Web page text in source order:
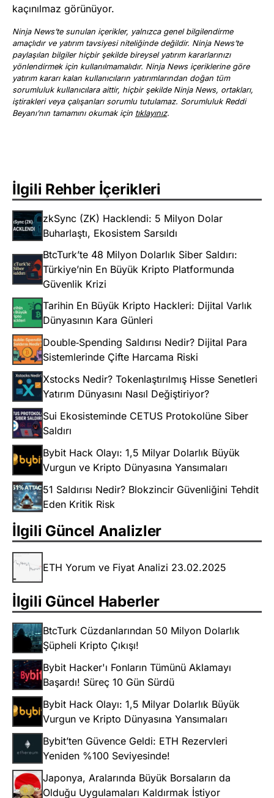
kaçınılmaz görünüyor.
Ninja News’te sunulan içerikler, yalnızca genel bilgilendirme
amaçlıdır ve yatırım tavsiyesi niteliğinde değildir. Ninja News’te
paylaşılan bilgiler hiçbir şekilde bireysel yatırım kararlarınızı
yönlendirmek için kullanılmamalıdır. Ninja News içeriklerine göre
yatırım kararı kalan kullanıcıların yatırımlarından doğan tüm
sorumluluk kullanıcılara aittir, hiçbir şekilde Ninja News, ortakları,
iştirakleri veya çalışanları sorumlu tutulamaz. Sorumluluk Reddi
Beyanı’nın tamamını okumak için tıklayınız.
İlgili Rehber İçerikleri
zkSync (ZK) Hacklendi: 5 Milyon Dolar
Buharlaştı, Ekosistem Sarsıldı
BtcTurk’te 48 Milyon Dolarlık Siber Saldırı:
Türkiye’nin En Büyük Kripto Platformunda
Güvenlik Krizi
Tarihin En Büyük Kripto Hackleri: Dijital Varlık
Dünyasının Kara Günleri
Double‑Spending Saldırısı Nedir? Dijital Para
Sistemlerinde Çifte Harcama Riski
Xstocks Nedir? Tokenlaştırılmış Hisse Senetleri
Yatırım Dünyasını Nasıl Değiştiriyor?
Sui Ekosisteminde CETUS Protokolüne Siber
Saldırı
Bybit Hack Olayı: 1,5 Milyar Dolarlık Büyük
Vurgun ve Kripto Dünyasına Yansımaları
51 Saldırısı Nedir? Blokzincir Güvenliğini Tehdit
Eden Kritik Risk
İlgili Güncel Analizler
ETH Yorum ve Fiyat Analizi 23.02.2025
İlgili Güncel Haberler
BtcTurk Cüzdanlarından 50 Milyon Dolarlık
Şüpheli Kripto Çıkışı!
Bybit Hacker'ı Fonların Tümünü Aklamayı
Başardı! Süreç 10 Gün Sürdü
Bybit Hack Olayı: 1,5 Milyar Dolarlık Büyük
Vurgun ve Kripto Dünyasına Yansımaları
Bybit’ten Güvence Geldi: ETH Rezervleri
Yeniden %100 Seviyesinde!
Japonya, Aralarında Büyük Borsaların da
Olduğu Uygulamaları Kaldırmak İstiyor